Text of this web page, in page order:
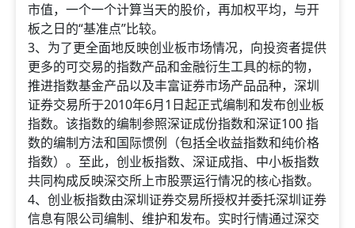
市值，一个一个计算当天的股价，再加权平均，与开
板之日的“基准点”比较。
3、为了更全面地反映创业板市场情况，向投资者提供
更多的可交易的指数产品和金融衍生工具的标的物，
推进指数基金产品以及丰富证券市场产品品种，深圳
证券交易所于2010年6月1日起正式编制和发布创业板
指数。该指数的编制参照深证成份指数和深证100 指
数的编制方法和国际惯例（包括全收益指数和纯价格
指数）。至此，创业板指数、深证成指、中小板指数
共同构成反映深交所上市股票运行情况的核心指数。
4、创业板指数由深圳证券交易所授权并委托深圳证券
信息有限公司编制、维护和发布。实时行情通过深交